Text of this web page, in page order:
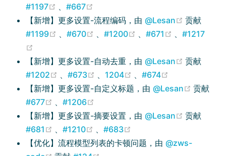
#1197 (opens new window)
、#667
【新增】更多设置-流程编码，由@Lesan (opens
贡献
#1199
(opens new window)
、#670 (opens new window)
、#1200 (opens new window)
、#671 (opens new
、#1217
【新增】更多设置-自动去重，由@Lesan (opens
贡献
#1202
(opens new window)
、#673 (opens new window)
、 1204 (opens new window)
、#674
【新增】更多设置-自定义标题，由@Lesan (opens
贡献
#677
(opens new window)
、#1206
【新增】更多设置-摘要设置，由@Lesan (opens
贡献
#681
(opens new window)
、#1210 (opens new window)
、#683
【优化】流程模型列表的卡顿问题，由@zws-